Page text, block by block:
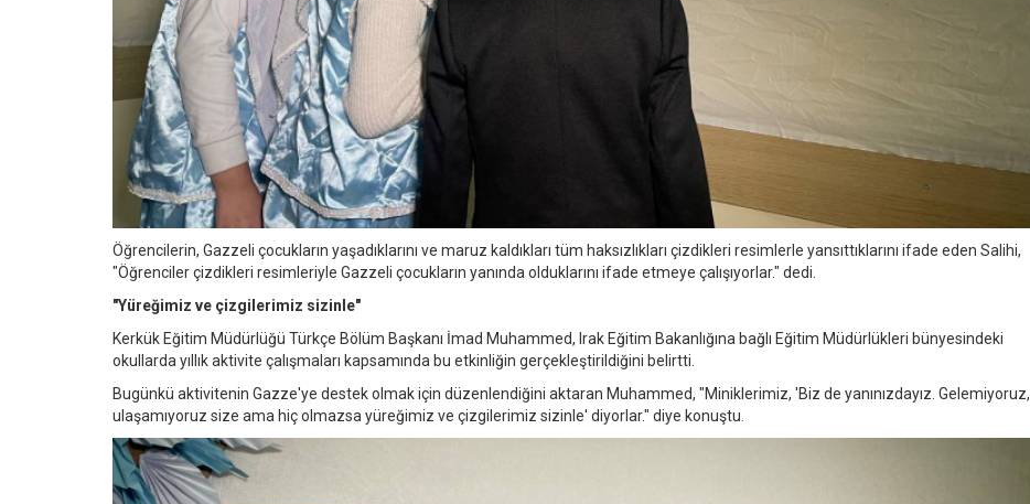
Öğrencilerin, Gazzeli çocukların yaşadıklarını ve maruz kaldıkları tüm haksızlıkları çizdikleri resimlerle yansıttıklarını ifade eden Salihi,
"Öğrenciler çizdikleri resimleriyle Gazzeli çocukların yanında olduklarını ifade etmeye çalışıyorlar." dedi.
"Yüreğimiz ve çizgilerimiz sizinle"
Kerkük Eğitim Müdürlüğü Türkçe Bölüm Başkanı İmad Muhammed, Irak Eğitim Bakanlığına bağlı Eğitim Müdürlükleri bünyesindeki
okullarda yıllık aktivite çalışmaları kapsamında bu etkinliğin gerçekleştirildiğini belirtti.
Bugünkü aktivitenin Gazze'ye destek olmak için düzenlendiğini aktaran Muhammed, "Miniklerimiz, 'Biz de yanınızdayız. Gelemiyoruz,
ulaşamıyoruz size ama hiç olmazsa yüreğimiz ve çizgilerimiz sizinle' diyorlar." diye konuştu.